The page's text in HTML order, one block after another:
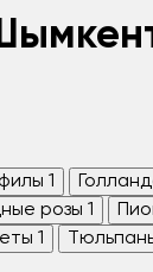
1
розы 1
1